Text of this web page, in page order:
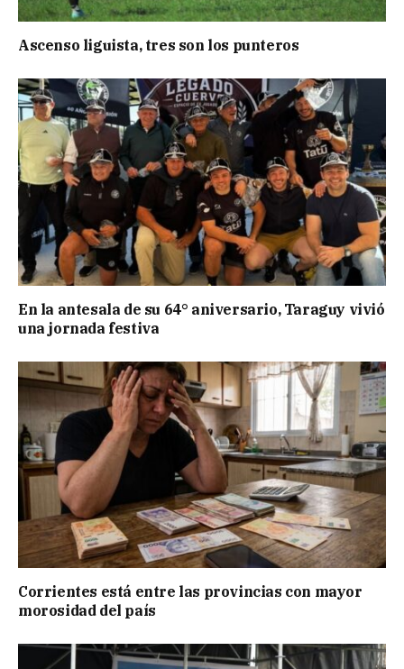
Ascenso liguista, tres son los punteros
En la antesala de su 64° aniversario, Taraguy vivió
una jornada festiva
Corrientes está entre las provincias con mayor
morosidad del país